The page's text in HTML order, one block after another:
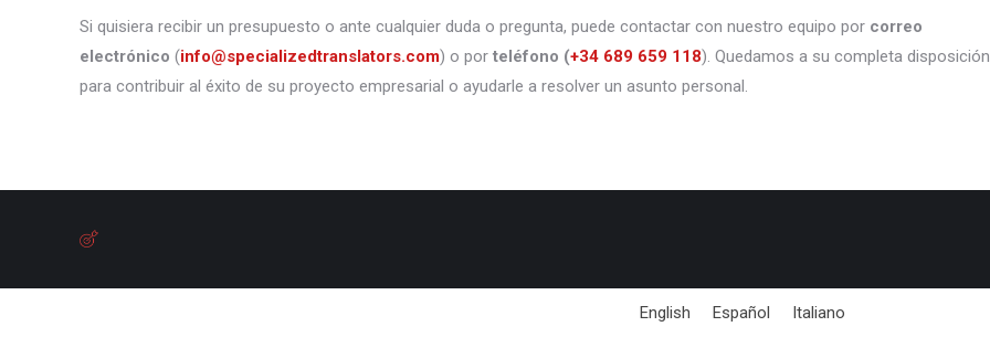
Si quisiera recibir un presupuesto o ante cualquier duda o pregunta, puede contactar con nuestro equipo por correo
electrónico (info@specializedtranslators.com) o por teléfono (+34 689 659 118). Quedamos a su completa disposición
para contribuir al éxito de su proyecto empresarial o ayudarle a resolver un asunto personal.
English Español Italiano